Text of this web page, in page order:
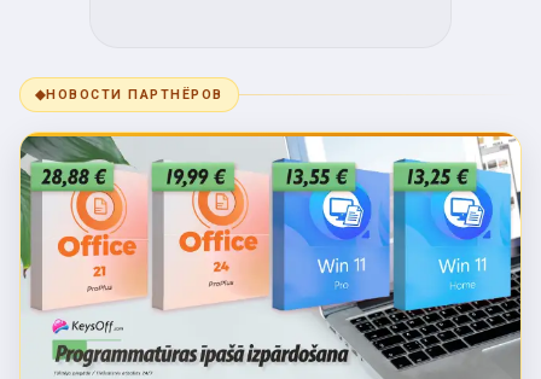
◆НОВОСТИ ПАРТНЁРОВ